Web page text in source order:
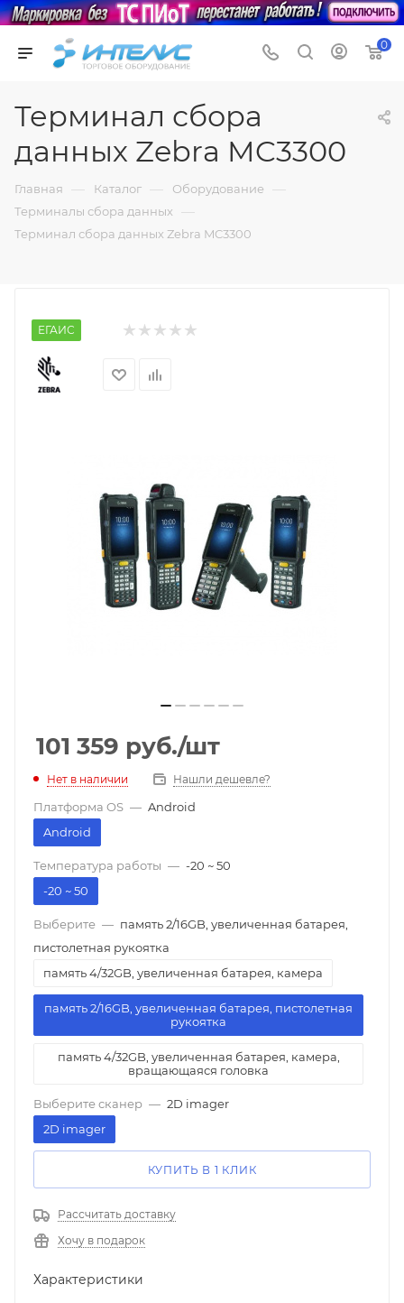
0
Терминал сбора
данных Zebra MC3300
Главная — Каталог — Оборудование —
Терминалы сбора данных —
Терминал сбора данных Zebra MC3300
ЕГАИС
101 359 руб./шт
Нет в наличии Нашли дешевле?
Платформа OS — Android
Android
Температура работы — -20 ~ 50
-20 ~ 50
Выберите — память 2/16GB, увеличенная батарея,
пистолетная рукоятка
память 4/32GB, увеличенная батарея, камера
память 2/16GB, увеличенная батарея, пистолетная
рукоятка
память 4/32GB, увеличенная батарея, камера,
вращающаяся головка
Выберите сканер — 2D imager
2D imager
КУПИТЬ В 1 КЛИК
Рассчитать доставку
Хочу в подарок
Характеристики